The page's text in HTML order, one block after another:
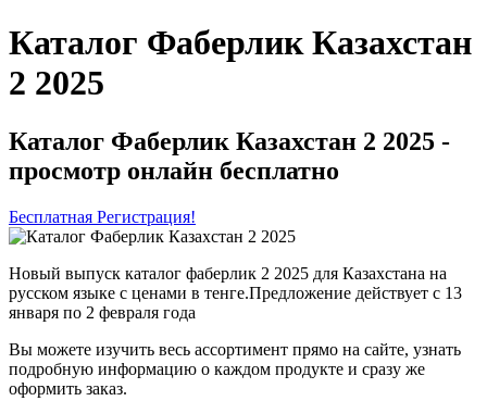
Каталог Фаберлик Казахстан
2 2025
Каталог Фаберлик Казахстан 2 2025 -
просмотр онлайн бесплатно
Бесплатная Регистрация!
Новый выпуск каталог фаберлик 2 2025 для Казахстана на
русском языке с ценами в тенге.Предложение действует с 13
января по 2 февраля года
Вы можете изучить весь ассортимент прямо на сайте, узнать
подробную информацию о каждом продукте и сразу же
оформить заказ.